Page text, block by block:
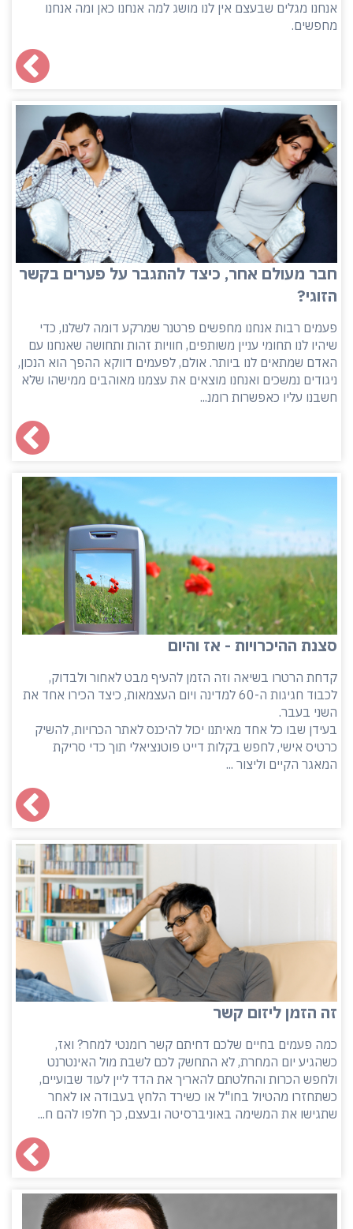
אנחנו מגלים שבעצם אין לנו מושג למה אנחנו כאן ומה אנחנו
מחפשים.
חבר מעולם אחר, כיצד להתגבר על פערים בקשר
הזוגי?
פעמים רבות אנחנו מחפשים פרטנר שמרקע דומה לשלנו, כדי
שיהיו לנו תחומי עניין משותפים, חוויות זהות ותחושה שאנחנו עם
האדם שמתאים לנו ביותר. אולם, לפעמים דווקא ההפך הוא הנכון,
ניגודים נמשכים ואנחנו מוצאים את עצמנו מאוהבים ממישהו שלא
חשבנו עליו כאפשרות רומנ...
סצנת ההיכרויות - אז והיום
קדחת הרטרו בשיאה וזה הזמן להעיף מבט לאחור ולבדוק,
לכבוד חגיגות ה-60 למדינה ויום העצמאות, כיצד הכירו אחד את
השני בעבר.
בעידן שבו כל אחד מאיתנו יכול להיכנס לאתר הכרויות, להשיק
כרטיס אישי, לחפש בקלות דייט פוטנציאלי תוך כדי סריקת
המאגר הקיים וליצור ...
זה הזמן ליזום קשר
כמה פעמים בחיים שלכם דחיתם קשר רומנטי למחר? ואז,
כשהגיע יום המחרת, לא התחשק לכם לשבת מול האינטרנט
ולחפש הכרות והחלטתם להאריך את הדד ליין לעוד שבועיים,
כשתחזרו מהטיול בחו"ל או כשירד הלחץ בעבודה או לאחר
שתגישו את המשימה באוניברסיטה ובעצם, כך חלפו להם ח...